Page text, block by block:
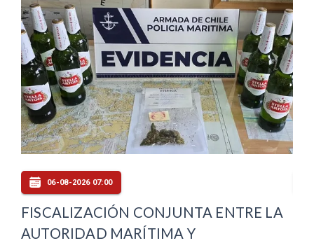
ENTRE LA
MINVU HABILITA AL
PRIMERA ETAPA DE